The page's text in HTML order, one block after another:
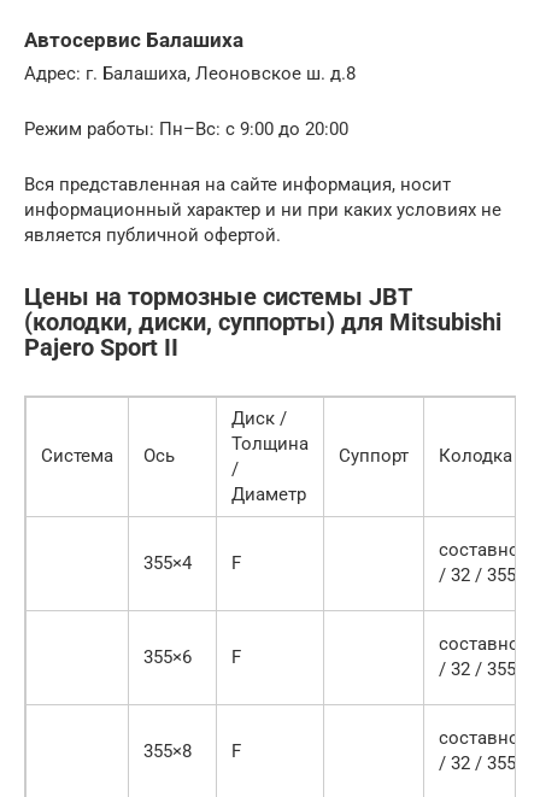
Автосервис Балашиха
Адрес: г. Балашиха, Леоновское ш. д.8
Режим работы: Пн–Вс: с 9:00 до 20:00
Вся представленная на сайте информация, носит
информационный характер и ни при каких условиях не
является публичной офертой.
Цены на тормозные системы JBT
(колодки, диски, суппорты) для Mitsubishi
Pajero Sport II
Система Ось
Диск /
Толщина
/
Диаметр
Суппорт Колодка
355×4 F
составной
/ 32 / 355
355×6 F
составной
/ 32 / 355
355×8 F
составной
/ 32 / 355